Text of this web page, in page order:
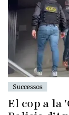
Successos
El cop a la